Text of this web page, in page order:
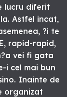
lucru diferit
Astfel incat,
?i te
rapid-rapid,
vei fi gata
i cel mai bun
Inainte de
organizat